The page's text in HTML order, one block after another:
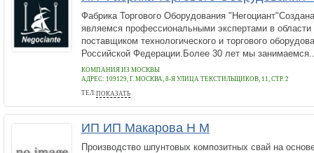
Фабрика Торгового Оборудования
являемся профессиональными экспертами в
поставщиком технологического и торгового
Российской Федерации.Более 30 лет мы
КОМПАНИЯ ИЗ МОСКВЫ
АДРЕС: 109129, Г. МОСКВА, 8-Я УЛИЦА ТЕКСТИЛЬЩИКОВ, 11, СТР. 2
ТЕЛ:ПОКАЗАТЬ
+7 (995) 916-44-65
ИП ИП Макарова Н М
Производство шпунтовых композитных свай на